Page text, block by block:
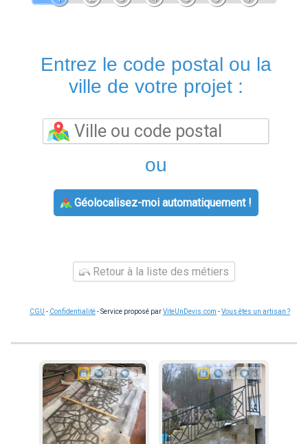
Entrez le code postal ou la
ville de votre projet :
ou
Géolocalisez-moi automatiquement !
Retour à la liste des métiers
CGU - Confidentialité- Service proposé parViteUnDevis.com -Vous êtes un artisan ?
1 3 1 3